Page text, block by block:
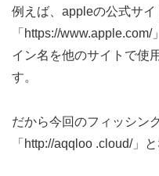
例えば、appleの公式サイ
「https://
イン名を他のサイトで使
す。
だから今回のフィッシン
「http://aqqloo .cloud/」